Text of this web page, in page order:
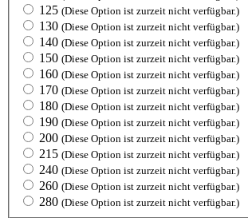
125 (Diese Option ist zurzeit nicht verfügbar.)
130 (Diese Option ist zurzeit nicht verfügbar.)
140 (Diese Option ist zurzeit nicht verfügbar.)
150 (Diese Option ist zurzeit nicht verfügbar.)
160 (Diese Option ist zurzeit nicht verfügbar.)
170 (Diese Option ist zurzeit nicht verfügbar.)
180 (Diese Option ist zurzeit nicht verfügbar.)
190 (Diese Option ist zurzeit nicht verfügbar.)
200 (Diese Option ist zurzeit nicht verfügbar.)
215 (Diese Option ist zurzeit nicht verfügbar.)
240 (Diese Option ist zurzeit nicht verfügbar.)
260 (Diese Option ist zurzeit nicht verfügbar.)
280 (Diese Option ist zurzeit nicht verfügbar.)